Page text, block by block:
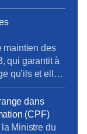
an après la
de côté les
CGC
maintien des
qui garantit à
qu’ils et elles
activité.
dans
(CPF)
Ministre du